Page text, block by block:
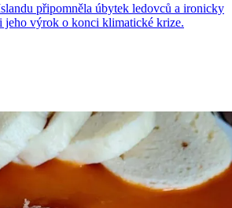
připomněla úbytek ledovců a ironicky
jeho výrok o konci klimatické krize.